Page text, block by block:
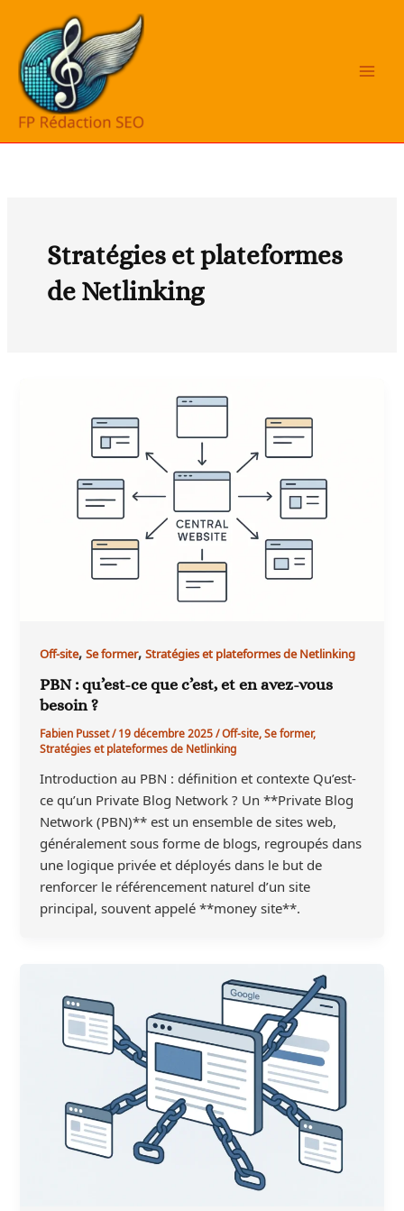
contenu
Stratégies et plateformes
de Netlinking
Off-site,Se former,Stratégies et plateformes de Netlinking
PBN : qu’est-ce que c’est, et en avez-vous
besoin ?
Fabien Pusset/19 décembre 2025/Off-site,Se former,
Stratégies et plateformes de Netlinking
Introduction au PBN : définition et contexte Qu’est-
ce qu’un Private Blog Network ? Un **Private Blog
Network (PBN)** est un ensemble de sites web,
généralement sous forme de blogs, regroupés dans
une logique privée et déployés dans le but de
renforcer le référencement naturel d’un site
principal, souvent appelé **money site**.